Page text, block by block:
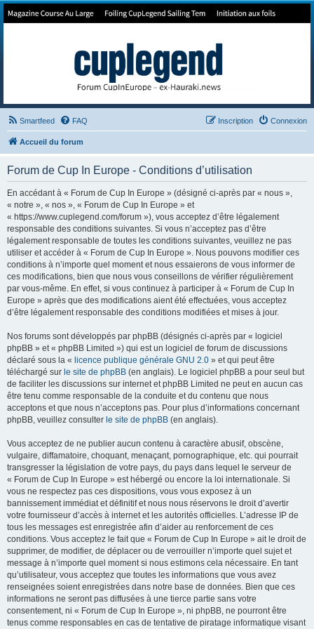
Forum de Cup In Europe
Smartfeed FAQ Connexion
Inscription
Accueil du forum
Forum de Cup In Europe - Conditions d’utilisation
En accédant à « Forum de Cup In Europe » (désigné ci-après par « nous »,
« notre », « nos », « Forum de Cup In Europe » et
« https://www.cuplegend.com/forum »), vous acceptez d’être légalement
responsable des conditions suivantes. Si vous n’acceptez pas d’être
légalement responsable de toutes les conditions suivantes, veuillez ne pas
utiliser et accéder à « Forum de Cup In Europe ». Nous pouvons modifier ces
conditions à n’importe quel moment et nous essaierons de vous informer de
ces modifications, bien que nous vous conseillons de vérifier régulièrement
par vous-même. En effet, si vous continuez à participer à « Forum de Cup In
Europe » après que des modifications aient été effectuées, vous acceptez
d’être légalement responsable des conditions modifiées et mises à jour.
Nos forums sont développés par phpBB (désignés ci-après par « logiciel
phpBB » et « phpBB Limited ») qui est un logiciel de forum de discussions
déclaré sous la « licence publique générale GNU 2.0 » et qui peut être
téléchargé sur le site de phpBB (en anglais). Le logiciel phpBB a pour seul but
de faciliter les discussions sur internet et phpBB Limited ne peut en aucun cas
être tenu comme responsable de la conduite et du contenu que nous
acceptons et que nous n’acceptons pas. Pour plus d’informations concernant
phpBB, veuillez consulter le site de phpBB (en anglais).
Vous acceptez de ne publier aucun contenu à caractère abusif, obscène,
vulgaire, diffamatoire, choquant, menaçant, pornographique, etc. qui pourrait
transgresser la législation de votre pays, du pays dans lequel le serveur de
« Forum de Cup In Europe » est hébergé ou encore la loi internationale. Si
vous ne respectez pas ces dispositions, vous vous exposez à un
bannissement immédiat et définitif et nous nous réservons le droit d’avertir
votre fournisseur d’accès à internet et les autorités officielles. L’adresse IP de
tous les messages est enregistrée afin d’aider au renforcement de ces
conditions. Vous acceptez le fait que « Forum de Cup In Europe » ait le droit de
supprimer, de modifier, de déplacer ou de verrouiller n’importe quel sujet et
message à n’importe quel moment si nous estimons cela nécessaire. En tant
qu’utilisateur, vous acceptez que toutes les informations que vous avez
renseignées soient enregistrées dans notre base de données. Bien que ces
informations ne seront pas diffusées à une tierce partie sans votre
consentement, ni « Forum de Cup In Europe », ni phpBB, ne pourront être
tenus comme responsables en cas de tentative de piratage informatique visant